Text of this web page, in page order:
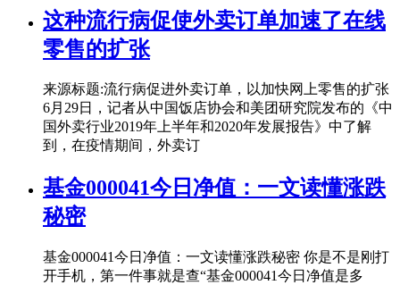
这种流行病促使外卖订单加速了在线
零售的扩张
来源标题:流行病促进外卖订单，以加快网上零售的扩张
6月29日，记者从中国饭店协会和美团研究院发布的《中
国外卖行业2019年上半年和2020年发展报告》中了解
到，在疫情期间，外卖订
基金000041今日净值：一文读懂涨跌
秘密
基金000041今日净值：一文读懂涨跌秘密 你是不是刚打
开手机，第一件事就是查“基金000041今日净值是多